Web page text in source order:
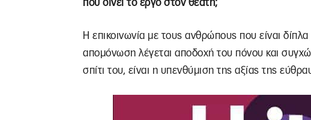
που δίνει το έργο στον θεατή;
Η επικοινωνία με τους ανθρώπους που είναι
απομόνωση λέγεται αποδοχή του πόνου και
σπίτι του, είναι η υπενθύμιση της αξίας της